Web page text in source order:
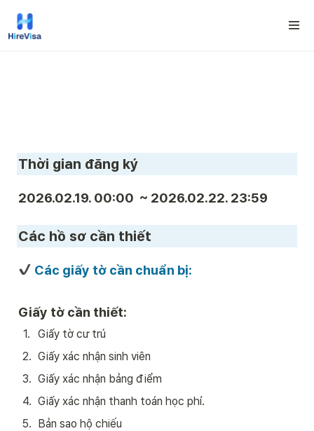
Thời gian đăng ký
2026.02.19. 00:00  ~ 2026.02.22. 23:59
Các hồ sơ cần thiết
Các giấy tờ cần chuẩn bị:
Giấy tờ cần thiết:
1.
Giấy tờ cư trú
2. Giấy xác nhận sinh viên
3. Giấy xác nhận bảng điểm
4. Giấy xác nhận thanh toán học phí.
5. Bản sao hộ chiếu